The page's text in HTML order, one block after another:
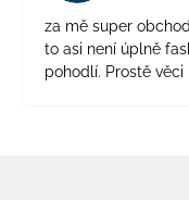
za mě super
to asi není úplně
pohodlí. Prostě